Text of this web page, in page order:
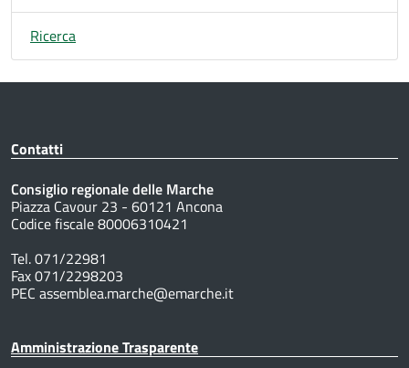
Ricerca
Contatti
Consiglio regionale delle Marche
Piazza Cavour 23 - 60121 Ancona
Codice fiscale 80006310421
Tel. 071/22981
Fax 071/2298203
PEC assemblea.marche@emarche.it
Amministrazione Trasparente